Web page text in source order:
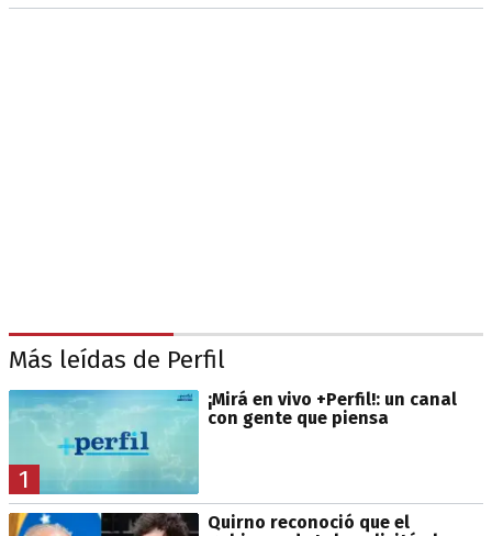
Más leídas de Perfil
1
¡Mirá en vivo +Perfil!: un canal
con gente que piensa
Quirno reconoció que el